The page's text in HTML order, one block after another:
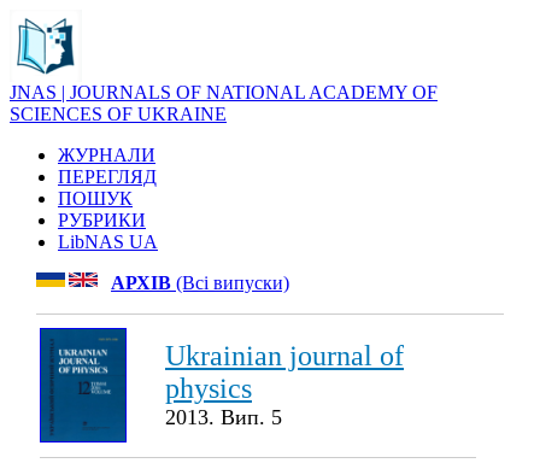
JNAS | JOURNALS OF NATIONAL ACADEMY OF
SCIENCES OF UKRAINE
ЖУРНАЛИ
ПЕРЕГЛЯД
ПОШУК
РУБРИКИ
LibNAS UA
АРХІВ (Всі випуски)
Ukrainian journal of
physics
2013. Вип. 5